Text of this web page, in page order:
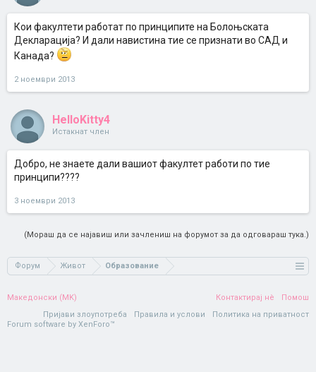
Кои факултети работат по принципите на Болоњската
Декларација? И дали навистина тие се признати во САД и
Канада?
2 ноември 2013
HelloKitty4
Истакнат член
Добро, не знаете дали вашиот факултет работи по тие
принципи????
3 ноември 2013
(Мораш да се најавиш или зачлениш на форумот за да одговараш тука.)
Форум Живот Образование
Македонски (MK) Контактирај нè
Помош
Пријави злоупотреба
Правила и услови
Политика на приватност
Forum software by XenForo™